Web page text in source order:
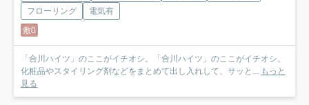
フローリング
電気有
敷0
「合川ハイツ」のここがイチオシ。「合川ハイツ」のここがイチオシ。
化粧品やスタイリング剤などをまとめて出し入れして、サッと... もっと
見る